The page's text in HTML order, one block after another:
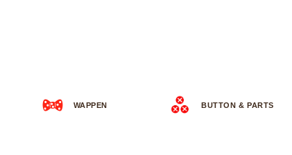
WAPPEN BUTTON & PARTS